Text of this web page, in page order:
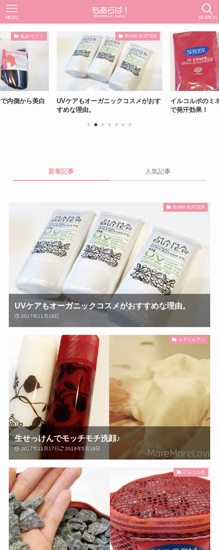
SEARCH
MENU
食品/サプリ
内側から美白
MAMA BUTTER
UVケアもオーガニックコスメがおす
すめな理由。
イルコルポのミ
で発汗効果！
新着記事 人気記事
MAMA BUTTER
UVケアもオーガニックコスメがおすすめな理由。
2017年11月19日
ルアンルアン
生せっけんでモッチモチ洗顔♪
2017年11月17日 2019年5月19日
イルコルポ